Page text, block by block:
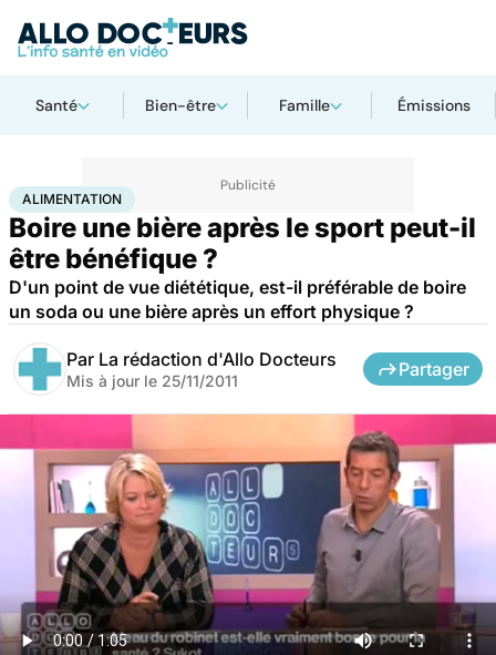
Santé Bien-être Famille Émissions
AccueilBien-être Sport santé Alimentation
ALIMENTATION
Boire une bière après le sport peut-il
être bénéfique ?
D'un point de vue diététique, est-il préférable de boire
un soda ou une bière après un effort physique ?
Par La rédaction d'Allo Docteurs
Mis à jour le 25/11/2011
Partager